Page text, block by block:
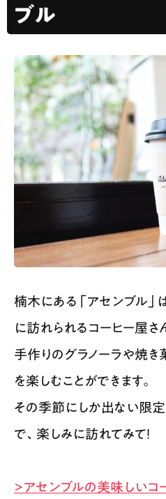
ブル
楠木にある「アセンブル」
に訪れられるコーヒー屋さ
手作りのグラノーラや焼き
を楽しむことができます。
その季節にしか出ない限定
で、楽しみに訪れてみて！
>アセンブルの美味しいコ